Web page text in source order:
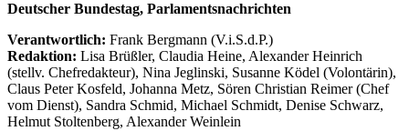
Deutscher Bundestag, Parlamentsnachrichten
Verantwortlich: Frank Bergmann (V.i.S.d.P.)
Redaktion: Lisa Brüßler, Claudia Heine, Alexander Heinrich
(stellv. Chefredakteur), Nina Jeglinski, Susanne Ködel (Volontärin),
Claus Peter Kosfeld, Johanna Metz, Sören Christian Reimer (Chef
vom Dienst), Sandra Schmid, Michael Schmidt, Denise Schwarz,
Helmut Stoltenberg, Alexander Weinlein